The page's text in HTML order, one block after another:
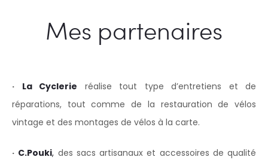
Mes partenaires
· La Cyclerie
réalise tout type d’entretiens et de
réparations, tout comme de la restauration de vélos
vintage et des montages de vélos à la carte.
· C.Pouki, des sacs artisanaux et accessoires de qualité